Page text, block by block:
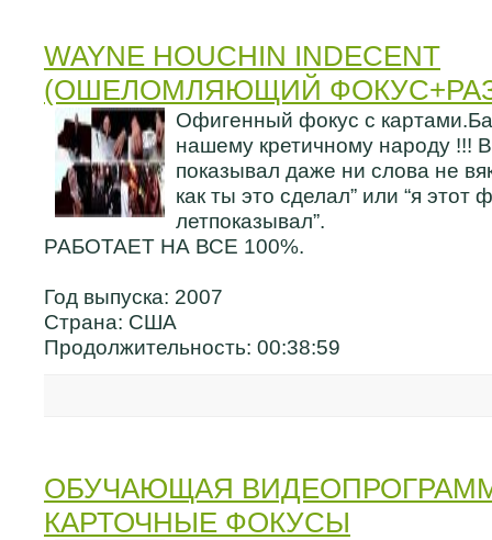
WAYNE HOUCHIN INDECENT
(ОШЕЛОМЛЯЮЩИЙ
Офигенный фокус с
нашему кретичному народу !!!
показывал даже ни слова не
как ты это сделал” или “я этот
летпоказывал”.
РАБОТАЕТ НА ВСЕ 100%.
Год выпуска: 2007
Страна: США
Продолжительность: 00:38:59
ОБУЧАЮЩАЯ
КАРТОЧНЫЕ ФОКУСЫ